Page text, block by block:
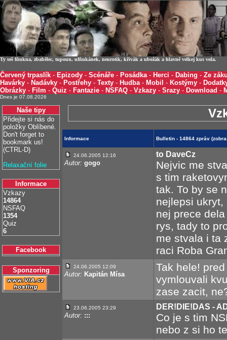
Ty seš fňukna, zbabělec, tupoun, ufňukánek, neurotik, křivák a ubožák a hlavně velkej kus vola.
Červený trpaslík - Epizody - Scénáře - Posádka- Herci - Dabing - Ze
Havárky - Nadávky - Postřehy - Texty - Hudba- Mobil - Kostýmy -
Obrázky - Film - Quiz - Fantazie - NSFAQ - Vzkazy - Srazy - Download -
Dnes je 07.08.2026
Naše tipy
Přidejte si nás do
položky Oblíbené.
Don't forget to
bookmark us!
(CTRL-D)
Relaxační folie
Informace
Vzkazy
14864
NSFAQ
1354
Quiz
6
Facebook
Sponzoring
Informace Bulletin - 14864 zpráv
24.06.2005 12:16
Autor: gogo
to DaveCz
Nejvic me
s tim
tak. To by se
nejlepsi ukryt,
nej prece
rys, tady to
me stvala i ta
raci Roba
24.06.2005 12:09
Autor: Kapitán Mísa
Tak hele!
vymlouvali
zase zacit,
23.06.2005 23:29
Autor: :::
DER!DIE!DAS -
Co je s tim
nebo z si ho